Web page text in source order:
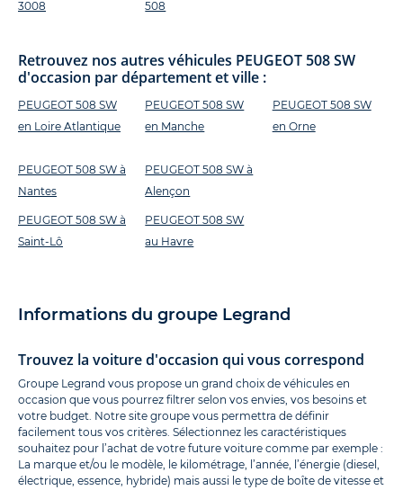
3008 508
Retrouvez nos autres véhicules PEUGEOT 508 SW
d'occasion par département et ville :
PEUGEOT 508 SW
en Loire Atlantique
PEUGEOT 508 SW
en Manche
PEUGEOT 508 SW
en Orne
PEUGEOT 508 SW à
Nantes
PEUGEOT 508 SW à
Saint-Lô
PEUGEOT 508 SW à
Alençon
PEUGEOT 508 SW
au Havre
Informations du groupe Legrand
Trouvez la voiture d'occasion qui vous correspond
Groupe Legrand vous propose un grand choix de véhicules en
occasion que vous pourrez filtrer selon vos envies, vos besoins et
votre budget. Notre site groupe vous permettra de définir
facilement tous vos critères. Sélectionnez les caractéristiques
souhaitez pour l’achat de votre future voiture comme par exemple :
La marque et/ou le modèle, le kilométrage, l’année, l’énergie (diesel,
électrique, essence, hybride) mais aussi le type de boîte de vitesse et